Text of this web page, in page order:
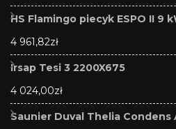
HS Flamingo piecyk ESPO II 9
4 961,82zł
Irsap Tesi 3 2200X675
4 024,00zł
Saunier Duval Thelia Condens